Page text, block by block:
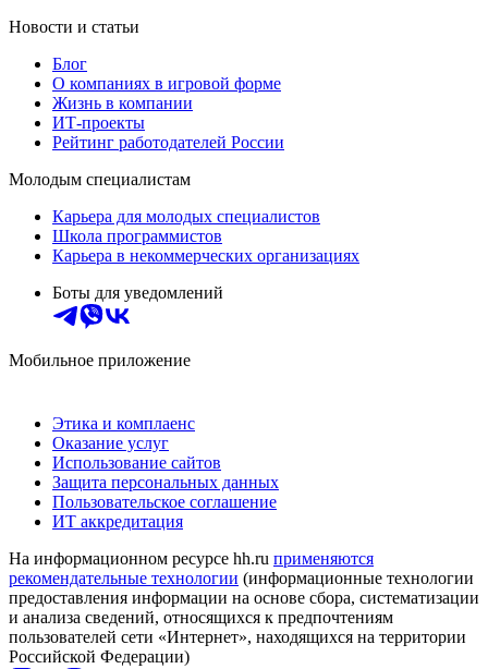
Новости и статьи
Блог
О компаниях в игровой форме
Жизнь в компании
ИТ-проекты
Рейтинг работодателей России
Молодым специалистам
Карьера для молодых специалистов
Школа программистов
Карьера в некоммерческих организациях
Боты для уведомлений
Мобильное приложение
Этика и комплаенс
Оказание услуг
Использование сайтов
Защита персональных данных
Пользовательское соглашение
ИТ аккредитация
На информационном ресурсе hh.ru применяются
рекомендательные технологии (информационные технологии
предоставления информации на основе сбора, систематизации
и анализа сведений, относящихся к предпочтениям
пользователей сети «Интернет», находящихся на территории
Российской Федерации)